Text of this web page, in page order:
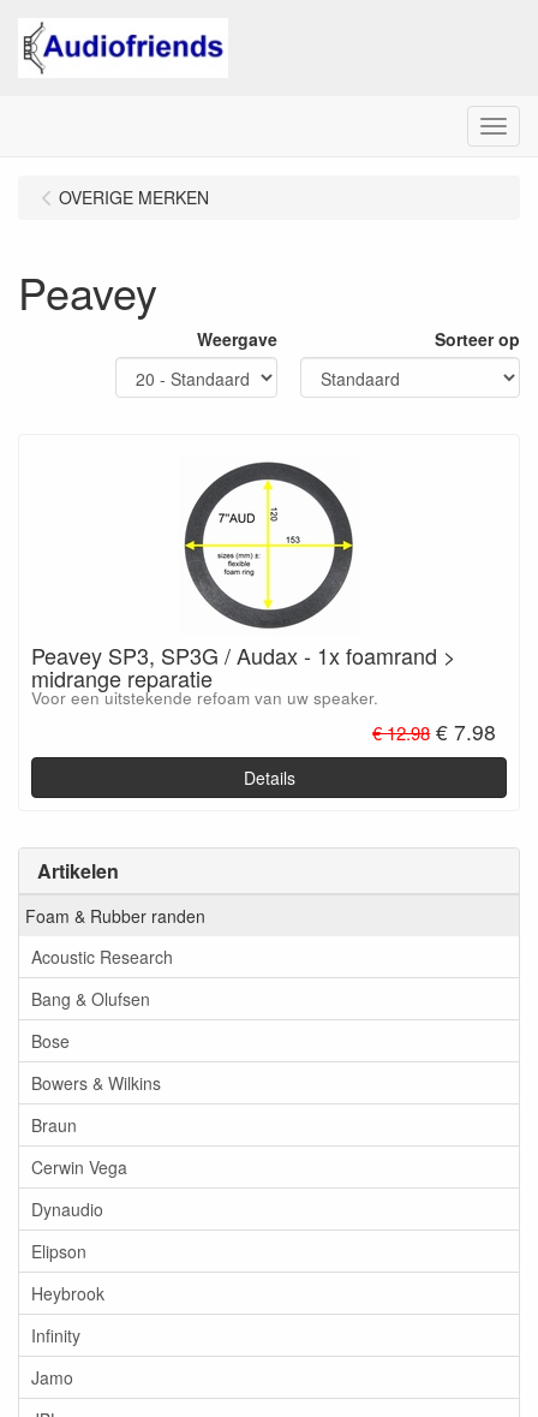
Menu
Artikelen
Foam & Rubber randen
Acoustic Research
Bang & Olufsen
Bose
Bowers & Wilkins
Braun
Cerwin Vega
Dynaudio
Elipson
Heybrook
Infinity
Jamo
OVERIGE MERKEN
Peavey
Weergave Sorteer op
Peavey SP3, SP3G / Audax - 1x foamrand >
midrange reparatie
Voor een uitstekende refoam van uw speaker.
€ 12.98 € 7.98
Details